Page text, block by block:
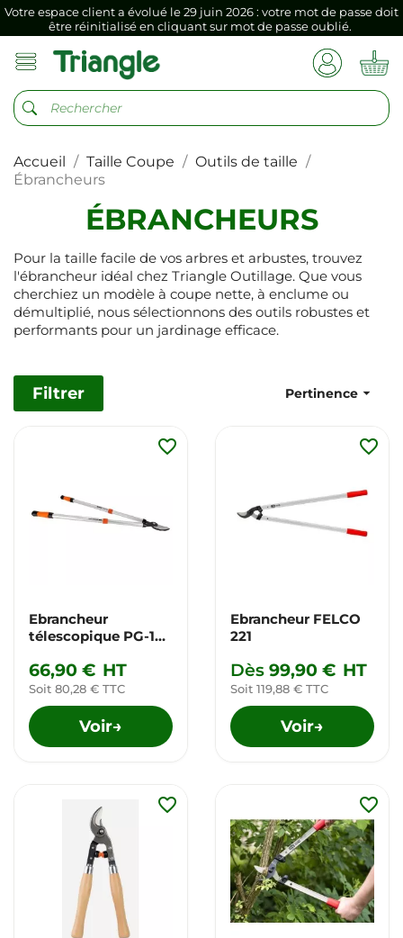
Votre espace client a évolué le 29 juin 2026 : votre mot de passe doit
être réinitialisé en cliquant sur mot de passe oublié.
Si vous aviez mémorisé votre précédent mot de passe dans votre
navigateur internet, il doit être réenregistré à la première connexion
Votre espace client a évolué le 29 juin 2026 : votre mot de passe doit
être réinitialisé en cliquant sur mot de passe oublié.
Si vous aviez mémorisé votre précédent mot de passe dans votre
navigateur internet, il doit être réenregistré à la première connexion
Accueil Taille Coupe
Outils de taille
Ébrancheurs
ÉBRANCHEURS
Pour la taille facile de vos arbres et arbustes, trouvez
l'ébrancheur idéal chez Triangle Outillage. Que vous
cherchiez un modèle à coupe nette, à enclume ou
démultiplié, nous sélectionnons des outils robustes et
performants pour un jardinage efficace.
Filtrer Pertinence
Ebrancheur
télescopique PG-19-
66,90 € HT
Soit 80,28 € TTC
Voir→
favorite_border
Ebrancheur FELCO
221
Dès 99,90 € HT
Soit 119,88 € TTC
Voir→
favorite_border
favorite_border favorite_border